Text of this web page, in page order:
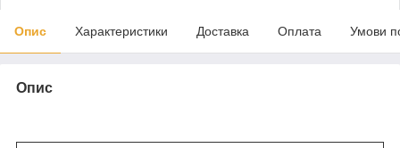
Опис Характеристики Доставка Оплата Умови
Опис